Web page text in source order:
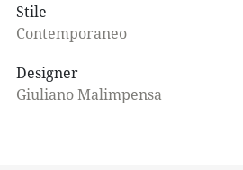
Stile
Contemporaneo
Designer
Giuliano Malimpensa